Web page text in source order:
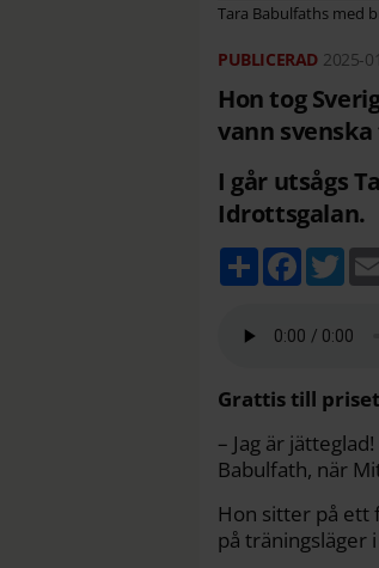
Tara Babulfaths med
2025-
Hon tog
vann
I går utsågs
Idrottsgalan.
D
e
F
b
k
T
w
t
Grattis till
– Jag är
Babulfath, när
Hon sitter på ett
på träningsläger